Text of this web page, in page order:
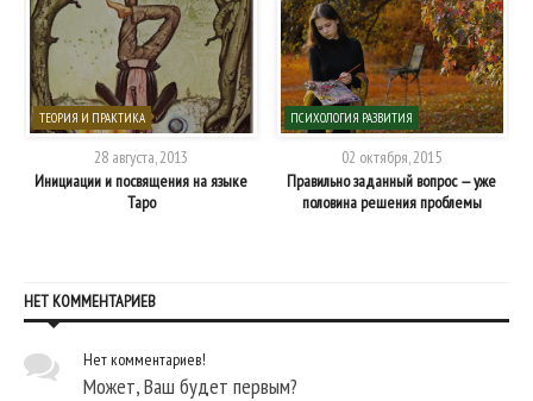
ТЕОРИЯ И ПРАКТИКА
28 августа, 2013
Инициации и посвящения на языке
Таро
ПСИХОЛОГИЯ РАЗВИТИЯ
02 октября, 2015
Правильно заданный вопрос — уже
половина решения проблемы
НЕТ КОММЕНТАРИЕВ
Нет комментариев!
Может, Ваш будет первым?